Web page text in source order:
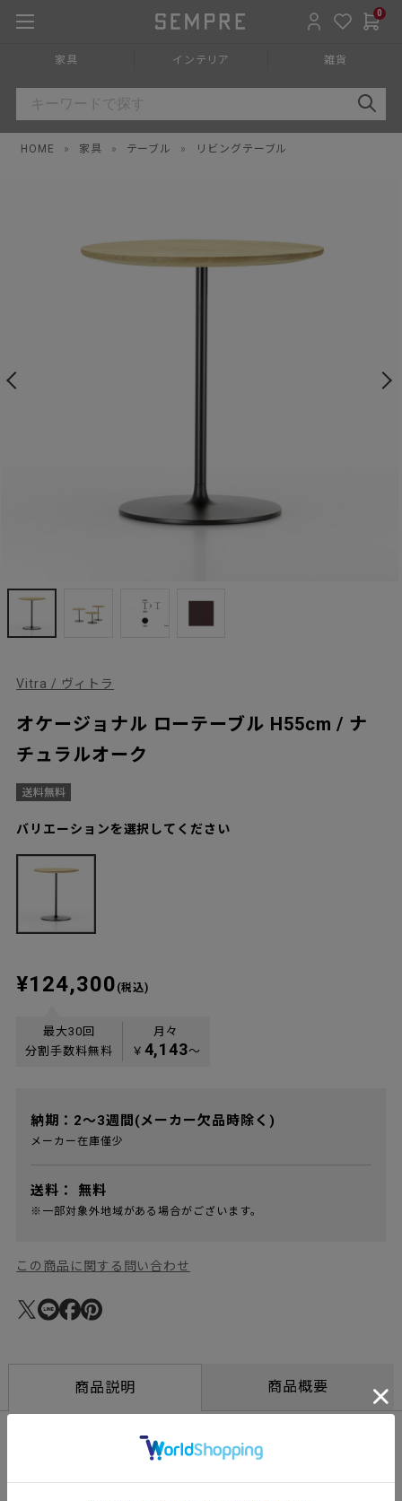
0
家具 インテリア 雑貨
HOME » 家具 » テーブル » リビングテーブル
Vitra / ヴィトラ
オケージョナル ローテーブル H55cm / ナ
チュラルオーク
バリエーションを選択してください
¥124,300 (税込)
最大30回
分割手数料無料
月々
￥ 4,143〜
納期：2～3週間(メーカー欠品時除く)
メーカー在庫僅少
送料： 無料
※一部対象外地域がある場合がございます。
この商品に関する問い合わせ
商品説明 商品概要
ローテーブルとして、またサイドテーブルとして、様々な